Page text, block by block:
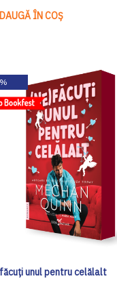
ÎN COȘ
unul pentru celălalt